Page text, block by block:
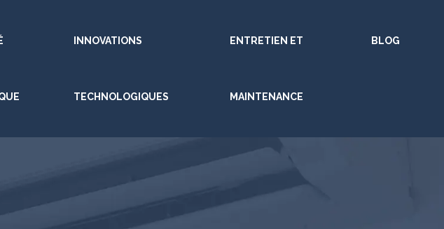
INNOVATIONS
TECHNOLOGIQUES
ENTRETIEN ET
MAINTENANCE
BLOG